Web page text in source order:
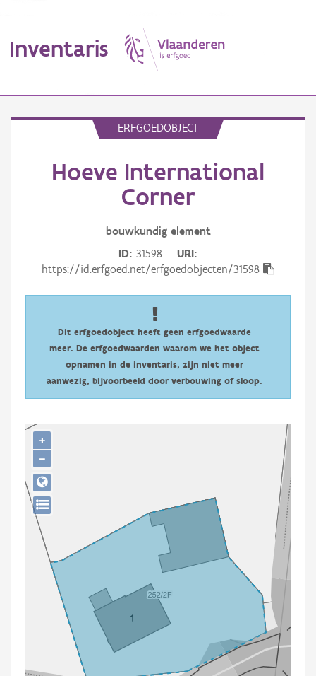
Inventaris
Erfgoedobject
Gebeurtenis
Downloads
Hergebruik
ERFGOEDOBJECT
Hoeve International
Corner
bouwkundig element
ID 31598
URI
https://id.erfgoed.net/erfgoedobjecten/31598
Dit erfgoedobject heeft geen erfgoedwaarde
meer. De erfgoedwaarden waarom we het object
opnamen in de inventaris, zijn niet meer
aanwezig, bijvoorbeeld door verbouwing of sloop.
+
−